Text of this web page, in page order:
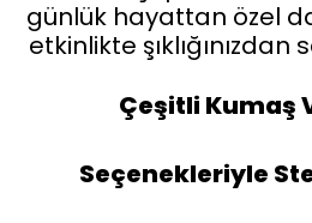
günlük hayattan özel
etkinlikte şıklığınızdan
Çeşitli Kumaş
Seçenekleriyle